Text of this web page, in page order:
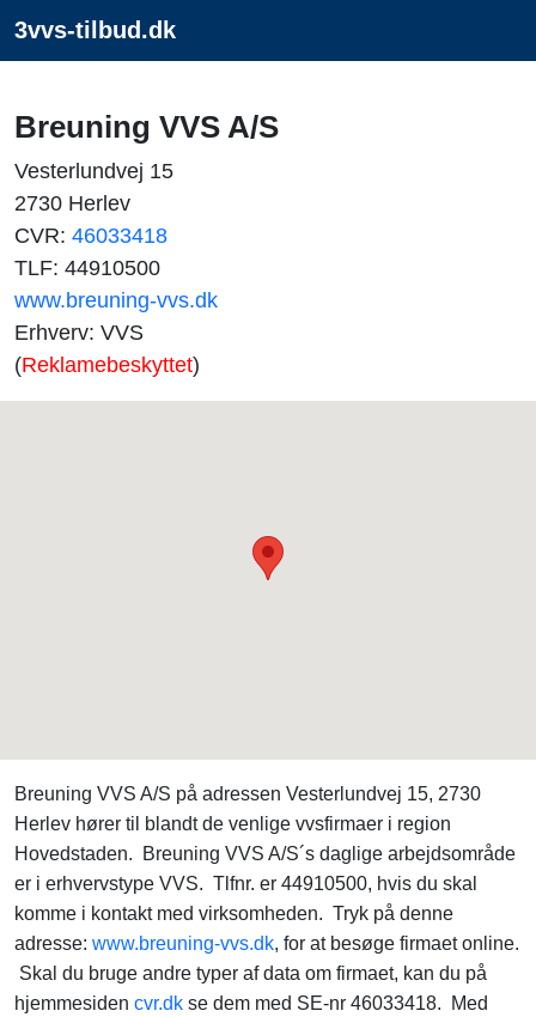
3vvs-tilbud.dk
Breuning VVS A/S
Vesterlundvej 15
2730 Herlev
CVR: 46033418
TLF: 44910500
www.breuning-vvs.dk
Erhverv: VVS
(Reklamebeskyttet)
Breuning VVS A/S på adressen Vesterlundvej 15, 2730
Herlev hører til blandt de venlige vvsfirmaer i region
Hovedstaden. Breuning VVS A/S´s daglige arbejdsområde
er i erhvervstype VVS. Tlfnr. er 44910500, hvis du skal
komme i kontakt med virksomheden. Tryk på denne
adresse: www.breuning-vvs.dk, for at besøge firmaet online.
Skal du bruge andre typer af data om firmaet, kan du på
hjemmesiden cvr.dk se dem med SE-nr 46033418. Med